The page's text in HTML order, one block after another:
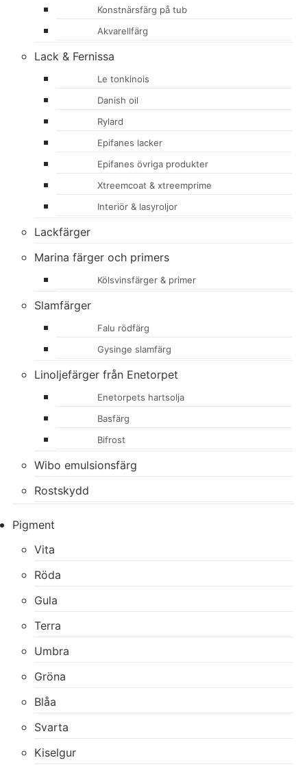
Konstnärsfärg på tub
Akvarellfärg
Lack & Fernissa
Le tonkinois
Danish oil
Rylard
Epifanes lacker
Epifanes övriga produkter
Xtreemcoat & xtreemprime
Interiör & lasyroljor
Lackfärger
Marina färger och primers
Kölsvinsfärger & primer
Slamfärger
Falu rödfärg
Gysinge slamfärg
Linoljefärger från Enetorpet
Enetorpets hartsolja
Basfärg
Bifrost
Wibo emulsionsfärg
Rostskydd
Pigment
Vita
Röda
Gula
Terra
Umbra
Gröna
Blåa
Svarta
Kiselgur